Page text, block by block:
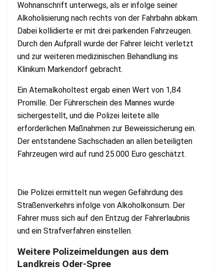
Wohnanschrift unterwegs, als er infolge seiner
Alkoholisierung nach rechts von der Fahrbahn abkam.
Dabei kollidierte er mit drei parkenden Fahrzeugen.
Durch den Aufprall wurde der Fahrer leicht verletzt
und zur weiteren medizinischen Behandlung ins
Klinikum Markendorf gebracht.
Ein Atemalkoholtest ergab einen Wert von 1,84
Promille. Der Führerschein des Mannes wurde
sichergestellt, und die Polizei leitete alle
erforderlichen Maßnahmen zur Beweissicherung ein.
Der entstandene Sachschaden an allen beteiligten
Fahrzeugen wird auf rund 25.000 Euro geschätzt.
Die Polizei ermittelt nun wegen Gefährdung des
Straßenverkehrs infolge von Alkoholkonsum. Der
Fahrer muss sich auf den Entzug der Fahrerlaubnis
und ein Strafverfahren einstellen.
Weitere Polizeimeldungen aus dem
Landkreis Oder-Spree